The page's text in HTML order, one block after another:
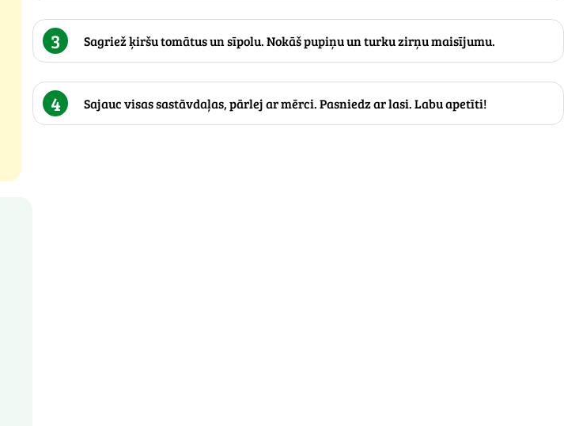
3 Sagriež ķiršu tomātus un sīpolu. Nokāš pupiņu un turku zirņu maisījumu.
4 Sajauc visas sastāvdaļas, pārlej ar mērci. Pasniedz ar lasi. Labu apetīti!